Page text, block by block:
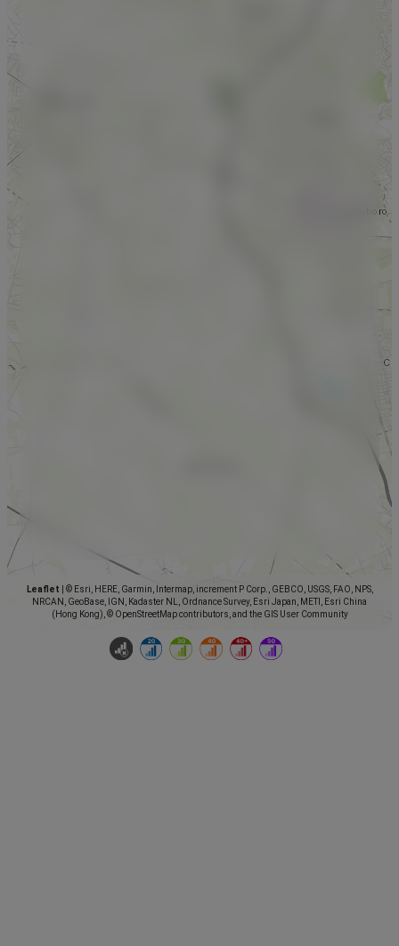
Leaflet
© Esri, HERE, Garmin, Intermap, increment P Corp., GEBCO, USGS, FAO, NPS,
NRCAN, GeoBase, IGN, Kadaster NL, Ordnance Survey, Esri Japan, METI, Esri China
(Hong Kong), © OpenStreetMap contributors, and the GIS User Community